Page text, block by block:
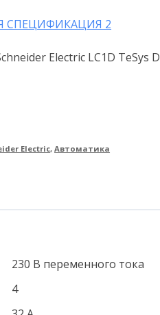
СПЕЦИФИКАЦИЯ 2
Electric LC1D TeSys D
Electric,Автоматика
230 В переменного тока
4